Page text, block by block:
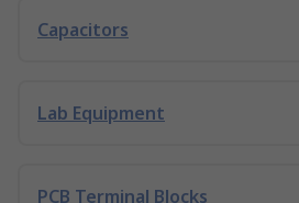
Capacitors
Lab Equipment
PCB Terminal Blocks